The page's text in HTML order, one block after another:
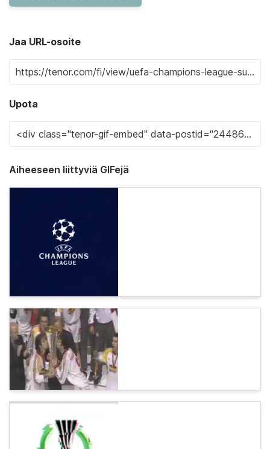
Jaa URL-osoite
Upota
Aiheeseen liittyviä GIFejä